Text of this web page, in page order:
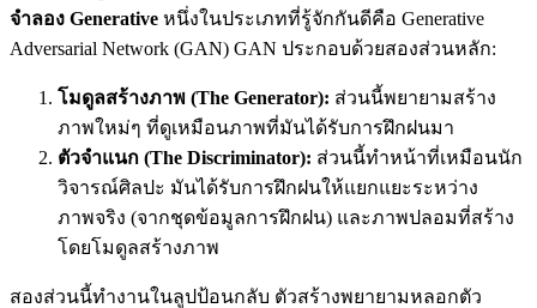
จำลอง Generative หนึ่งในประเภทที่รู้จักกันดีคือ Generative
Adversarial Network (GAN) GAN ประกอบด้วยสองส่วนหลัก:
โมดูลสร้างภาพ (The Generator): ส่วนนี้พยายามสร้าง
ภาพใหม่ๆ ที่ดูเหมือนภาพที่มันได้รับการฝึกฝนมา
ตัวจำแนก (The Discriminator): ส่วนนี้ทำหน้าที่เหมือนนัก
วิจารณ์ศิลปะ มันได้รับการฝึกฝนให้แยกแยะระหว่าง
ภาพจริง (จากชุดข้อมูลการฝึกฝน) และภาพปลอมที่สร้าง
โดยโมดูลสร้างภาพ
สองส่วนนี้ทำงานในลูปป้อนกลับ ตัวสร้างพยายามหลอกตัว